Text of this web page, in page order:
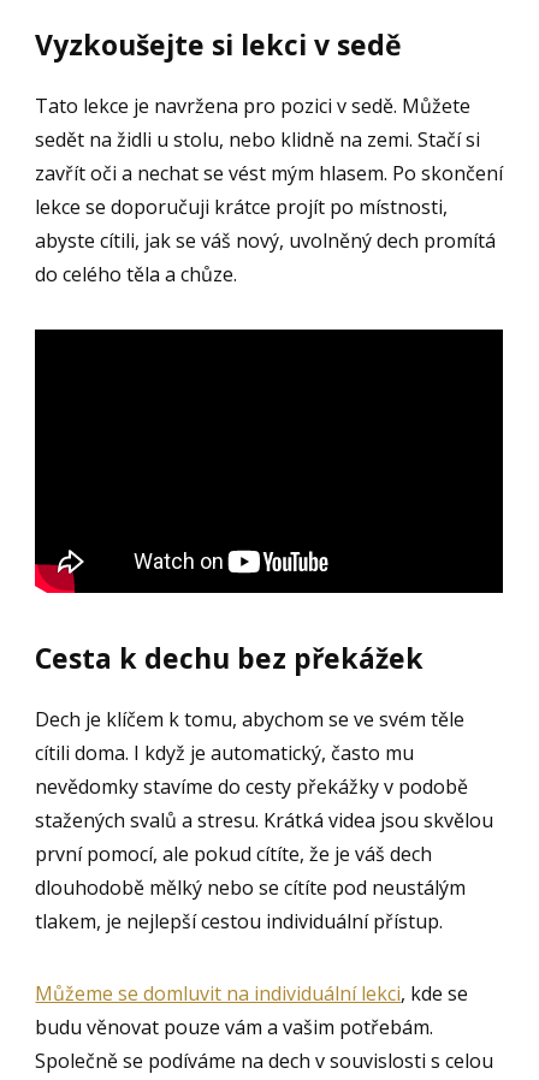
Vyzkoušejte si lekci v sedě
Tato lekce je navržena pro pozici v sedě. Můžete
sedět na židli u stolu, nebo klidně na zemi. Stačí si
zavřít oči a nechat se vést mým hlasem. Po skončení
lekce se doporučuji krátce projít po místnosti,
abyste cítili, jak se váš nový, uvolněný dech promítá
do celého těla a chůze.
Cesta k dechu bez překážek
Dech je klíčem k tomu, abychom se ve svém těle
cítili doma. I když je automatický, často mu
nevědomky stavíme do cesty překážky v podobě
stažených svalů a stresu. Krátká videa jsou skvělou
první pomocí, ale pokud cítíte, že je váš dech
dlouhodobě mělký nebo se cítíte pod neustálým
tlakem, je nejlepší cestou individuální přístup.
Můžeme se domluvit na individuální lekci, kde se
budu věnovat pouze vám a vašim potřebám.
Společně se podíváme na dech v souvislosti s celou